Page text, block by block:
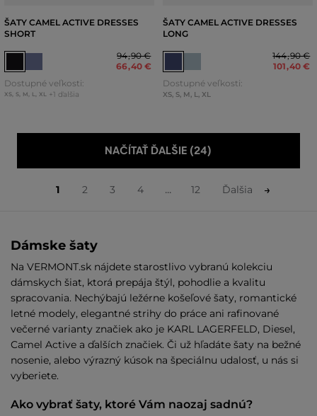
ŠATY CAMEL ACTIVE DRESSES
SHORT
94,90 €
66,40 €
Dostupné veľkosti:
XS, S, M, L, XL +1 ďalšia
ŠATY CAMEL ACTIVE DRESSES
LONG
144,90 €
101,40 €
Dostupné veľkosti:
XS, S, M, L, XL
NAČÍTAŤ ĎALŠIE (24)
1 2 3 4 ... 12 Ďalšia
Dámske šaty
Na VERMONT.sk nájdete starostlivo vybranú kolekciu
dámskych šiat, ktorá prepája štýl, pohodlie a kvalitu
spracovania. Nechýbajú ležérne košeľové šaty, romantické
letné modely, elegantné strihy do práce ani rafinované
večerné varianty značiek ako je KARL LAGERFELD, Diesel,
Camel Active a ďalších značiek. Či už hľadáte šaty na bežné
nosenie, alebo výrazný kúsok na špeciálnu udalosť, u nás si
vyberiete.
Ako vybrať šaty, ktoré Vám naozaj sadnú?